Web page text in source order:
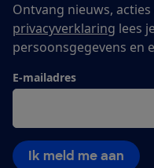
Ontvang nieuws,
privacyverklaring lees
persoonsgegevens en
E-mailadres
Ik meld me aan